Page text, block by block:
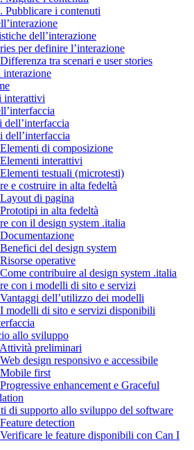
Pubblicare i contenuti
dell’interazione
per definire l’interazione
tra scenari e user stories
interazione
interattivi
dell’interfaccia
di composizione
interattivi
testuali (microtesti)
e costruire in alta fedeltà
di pagina
in alta fedeltà
con il design system .italia
del design system
operative
contribuire al design system .italia
con i modelli di sito e servizi
dell’utilizzo dei modelli
modelli di sito e servizi disponibili
allo sviluppo
preliminari
design responsivo e accessibile
first
enhancement e Graceful
di supporto allo sviluppo del software
detection
le feature disponibili con Can I